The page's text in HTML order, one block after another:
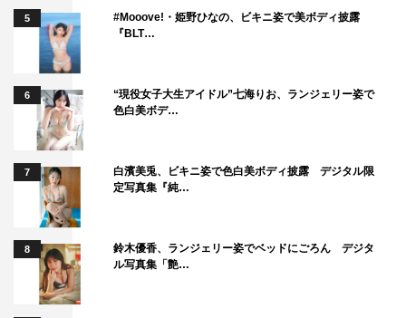
5
#Mooove!・姫野ひなの、ビキニ姿で美ボディ披露
『BLT…
6
“現役女子大生アイドル”七海りお、ランジェリー姿で
色白美ボデ…
7
白濱美兎、ビキニ姿で色白美ボディ披露 デジタル限
定写真集『純…
8
鈴木優香、ランジェリー姿でベッドにごろん デジタ
ル写真集「艶…